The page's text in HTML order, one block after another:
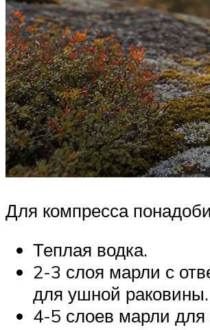
Для компресса
Теплая водка.
2-3 слоя марли с
для ушной раковины.
4-5 слоев марли для